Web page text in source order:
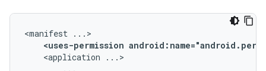
<manifest
<uses-permission
<application